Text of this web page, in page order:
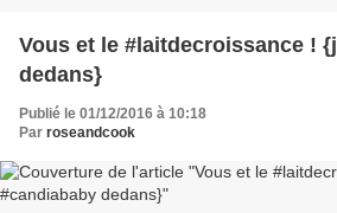
Vous et le #laitdecroissance !
dedans}
Publié le 01/12/2016 à 10:18
Par roseandcook